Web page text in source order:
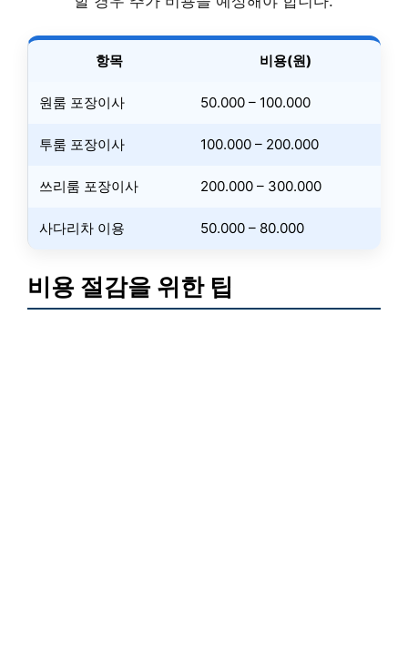
항목 비용(원)
원룸 포장이사 50.000 – 100.000
투룸 포장이사 100.000 – 200.000
쓰리룸 포장이사 200.000 – 300.000
사다리차 이용 50.000 – 80.000
비용 절감을 위한 팁